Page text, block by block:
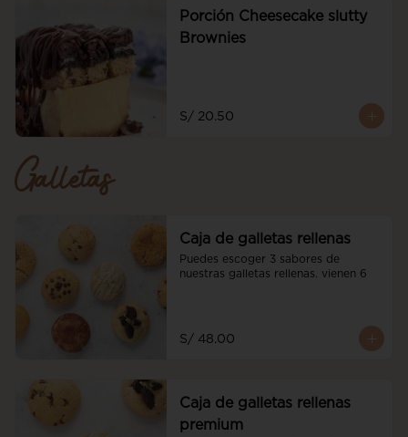
Porción Cheesecake slutty
Brownies
S/ 20.50
Galletas
Caja de galletas rellenas
Puedes escoger 3 sabores de
nuestras galletas rellenas. vienen 6
S/ 48.00
Caja de galletas rellenas
premium